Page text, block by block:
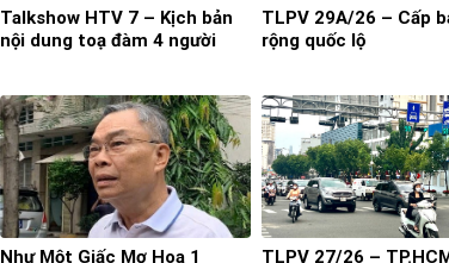
Talkshow HTV 7 – Kịch bản
nội dung toạ đàm 4 người
TLPV 29A/26 – Cấp
rộng quốc lộ
Như Một Giấc Mơ Hoa 1
TLPV 27/26 –